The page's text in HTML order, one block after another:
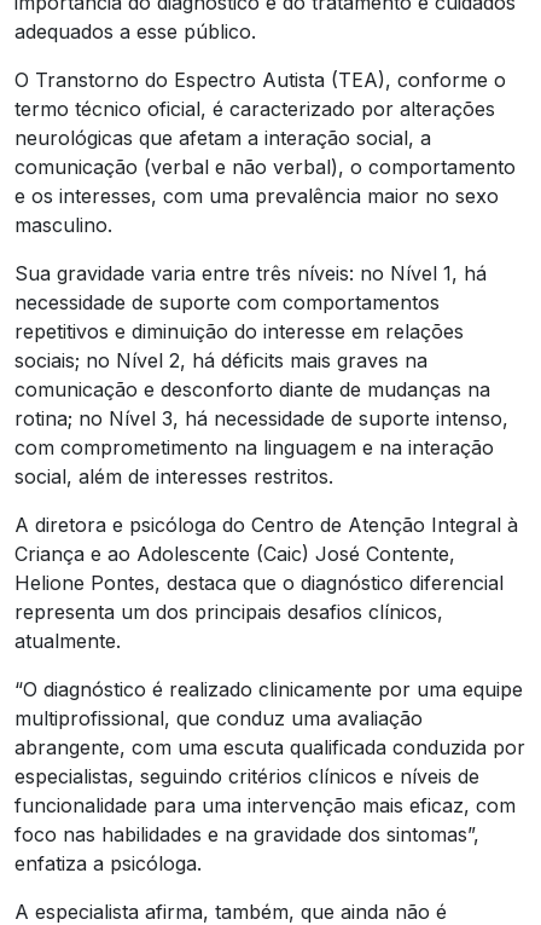
adequados a esse público.
O Transtorno do Espectro Autista (TEA), conforme o
termo técnico oficial, é caracterizado por alterações
neurológicas que afetam a interação social, a
comunicação (verbal e não verbal), o comportamento
e os interesses, com uma prevalência maior no sexo
masculino.
Sua gravidade varia entre três níveis: no Nível 1, há
necessidade de suporte com comportamentos
repetitivos e diminuição do interesse em relações
sociais; no Nível 2, há déficits mais graves na
comunicação e desconforto diante de mudanças na
rotina; no Nível 3, há necessidade de suporte intenso,
com comprometimento na linguagem e na interação
social, além de interesses restritos.
A diretora e psicóloga do Centro de Atenção Integral à
Criança e ao Adolescente (Caic) José Contente,
Helione Pontes, destaca que o diagnóstico diferencial
representa um dos principais desafios clínicos,
atualmente.
“O diagnóstico é realizado clinicamente por uma equipe
multiprofissional, que conduz uma avaliação
abrangente, com uma escuta qualificada conduzida por
especialistas, seguindo critérios clínicos e níveis de
funcionalidade para uma intervenção mais eficaz, com
foco nas habilidades e na gravidade dos sintomas”,
enfatiza a psicóloga.
A especialista afirma, também, que ainda não é